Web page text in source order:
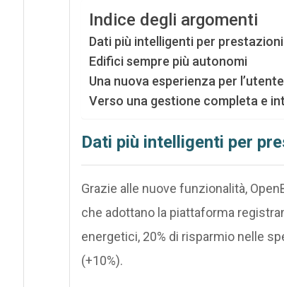
Indice degli argomenti
Dati più intelligenti per
Edifici sempre più autonomi
Una nuova esperienza per l’utente
Verso una gestione completa e
Dati più intelligenti per
Grazie alle nuove funzionalità,
che adottano la piattaforma
energetici, 20% di risparmio nelle
(+10%).